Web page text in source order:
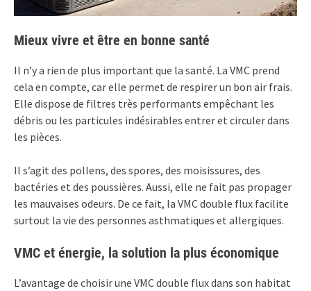
Mieux vivre et être en bonne santé
Il n’y a rien de plus important que la santé. La VMC prend
cela en compte, car elle permet de respirer un bon air frais.
Elle dispose de filtres très performants empêchant les
débris ou les particules indésirables entrer et circuler dans
les pièces.
Il s’agit des pollens, des spores, des moisissures, des
bactéries et des poussières. Aussi, elle ne fait pas propager
les mauvaises odeurs. De ce fait, la VMC double flux facilite
surtout la vie des personnes asthmatiques et allergiques.
VMC et énergie, la solution la plus économique
L’avantage de choisir une VMC double flux dans son habitat